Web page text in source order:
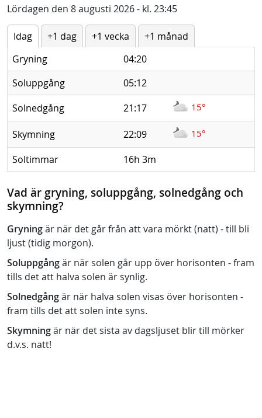
Lördagen den 8 augusti 2026 - kl. 23:45
Idag +1 dag +1 vecka
+1 månad
Gryning
04:20
Soluppgång
05:12
Solnedgång
21:17 15°
Skymning 22:09 15°
Soltimmar 16h 3m
Vad är gryning, soluppgång, solnedgång och
skymning?
Gryningär när det går från att vara mörkt (natt) - till bli
ljust (tidig morgon).
Soluppgångär när solen går upp över horisonten - fram
tills det att halva solen är synlig.
Solnedgångär när halva solen visas över horisonten -
fram tills det att solen inte syns.
Skymningär när det sista av dagsljuset blir till mörker
d.v.s. natt!